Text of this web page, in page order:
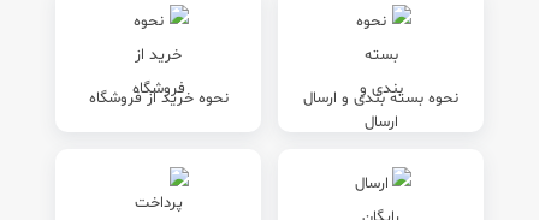
نحوه بسته بندی و ارسال نحوه خرید از فروشگاه